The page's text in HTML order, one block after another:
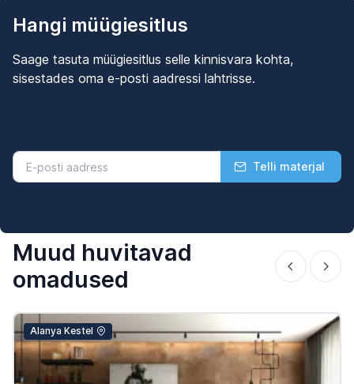
Hangi müügiesitlus
Saage tasuta müügiesitlus selle kinnisvara kohta,
sisestades oma e-posti aadressi lahtrisse.
Telli materjal
Muud huvitavad
omadused
Alanya Kestel